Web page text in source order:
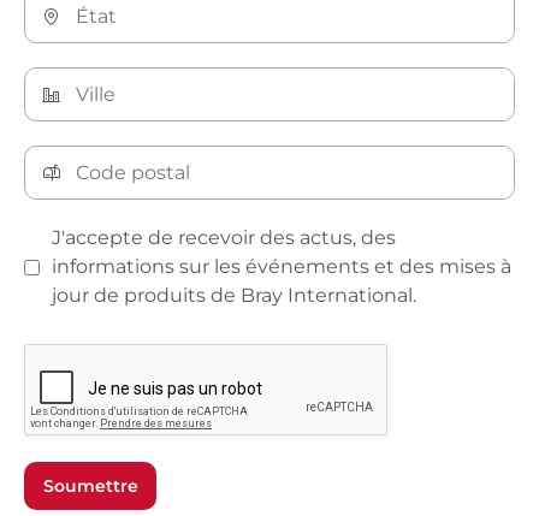
J'accepte de recevoir des actus, des
informations sur les événements et des mises à
jour de produits de Bray International.
Soumettre